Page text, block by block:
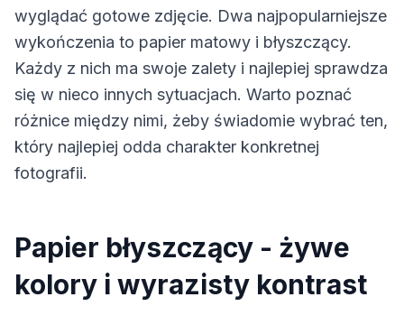
wyglądać gotowe zdjęcie. Dwa najpopularniejsze
wykończenia to papier matowy i błyszczący.
Każdy z nich ma swoje zalety i najlepiej sprawdza
się w nieco innych sytuacjach. Warto poznać
różnice między nimi, żeby świadomie wybrać ten,
który najlepiej odda charakter konkretnej
fotografii.
Papier błyszczący - żywe
kolory i wyrazisty kontrast